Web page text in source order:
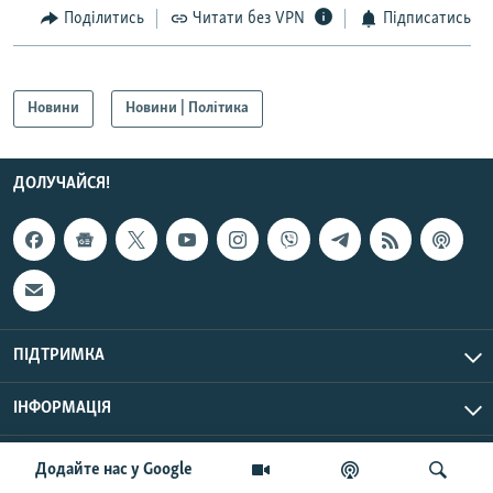
Додайте нас у Google
Поділитись Читати без VPN Підписатись
Новини Новини | Політика
ДОЛУЧАЙСЯ!
ПІДТРИМКА
ІНФОРМАЦІЯ
© Радіо Свобода, 2026 | Усі права застережено.
UTC+3